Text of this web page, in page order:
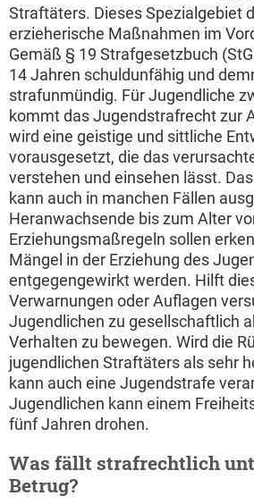
Straftäters. Dieses Spezialgebiet
erzieherische Maßnahmen im
Gemäß § 19 Strafgesetzbuch
14 Jahren schuldunfähig und
strafunmündig. Für Jugendliche
kommt das Jugendstrafrecht zur
wird eine geistige und sittliche
vorausgesetzt, die das
verstehen und einsehen lässt.
kann auch in manchen Fällen
Heranwachsende bis zum Alter
Erziehungsmaßregeln sollen
Mängel in der Erziehung des
entgegengewirkt werden. Hilft
Verwarnungen oder Auflagen
Jugendlichen zu gesellschaftlich
Verhalten zu bewegen. Wird die
jugendlichen Straftäters als sehr
kann auch eine Jugendstrafe
Jugendlichen kann einem
fünf Jahren drohen.
Was fällt strafrechtlich
Betrug?